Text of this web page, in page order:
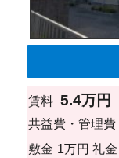
賃料 5.4万円
共益費・管理費
敷金 1万円 礼金